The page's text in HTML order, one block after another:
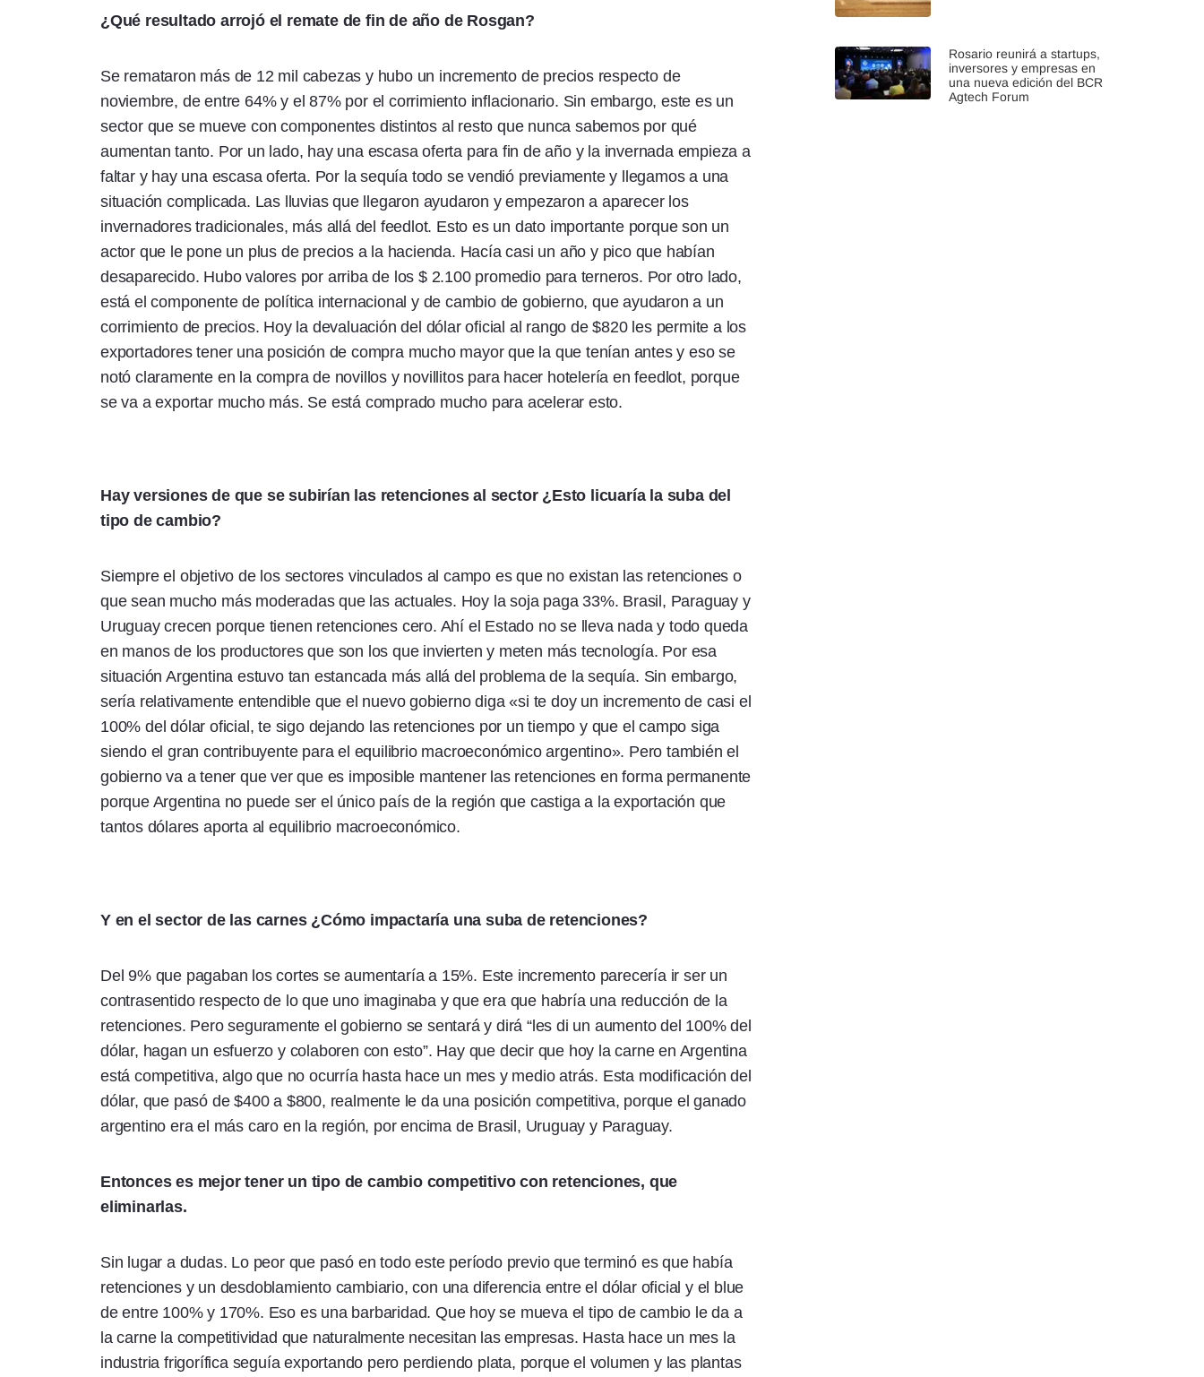
¿Qué resultado arrojó el remate de fin de año de Rosgan?
Se remataron más de 12 mil cabezas y hubo un incremento de precios respecto de
noviembre, de entre 64% y el 87% por el corrimiento inflacionario. Sin embargo, este es un
sector que se mueve con componentes distintos al resto que nunca sabemos por qué
aumentan tanto. Por un lado, hay una escasa oferta para fin de año y la invernada empieza a
faltar y hay una escasa oferta. Por la sequía todo se vendió previamente y llegamos a una
situación complicada. Las lluvias que llegaron ayudaron y empezaron a aparecer los
invernadores tradicionales, más allá del feedlot. Esto es un dato importante porque son un
actor que le pone un plus de precios a la hacienda. Hacía casi un año y pico que habían
desaparecido. Hubo valores por arriba de los $ 2.100 promedio para terneros. Por otro lado,
está el componente de política internacional y de cambio de gobierno, que ayudaron a un
corrimiento de precios. Hoy la devaluación del dólar oficial al rango de $820 les permite a los
exportadores tener una posición de compra mucho mayor que la que tenían antes y eso se
notó claramente en la compra de novillos y novillitos para hacer hotelería en feedlot, porque
se va a exportar mucho más. Se está comprado mucho para acelerar esto.
Hay versiones de que se subirían las retenciones al sector ¿Esto licuaría la suba del
tipo de cambio?
Siempre el objetivo de los sectores vinculados al campo es que no existan las retenciones o
que sean mucho más moderadas que las actuales. Hoy la soja paga 33%. Brasil, Paraguay y
Uruguay crecen porque tienen retenciones cero. Ahí el Estado no se lleva nada y todo queda
en manos de los productores que son los que invierten y meten más tecnología. Por esa
situación Argentina estuvo tan estancada más allá del problema de la sequía. Sin embargo,
sería relativamente entendible que el nuevo gobierno diga «si te doy un incremento de casi el
100% del dólar oficial, te sigo dejando las retenciones por un tiempo y que el campo siga
siendo el gran contribuyente para el equilibrio macroeconómico argentino». Pero también el
gobierno va a tener que ver que es imposible mantener las retenciones en forma permanente
porque Argentina no puede ser el único país de la región que castiga a la exportación que
tantos dólares aporta al equilibrio macroeconómico.
Y en el sector de las carnes ¿Cómo impactaría una suba de retenciones?
Del 9% que pagaban los cortes se aumentaría a 15%. Este incremento parecería ir ser un
contrasentido respecto de lo que uno imaginaba y que era que habría una reducción de la
retenciones. Pero seguramente el gobierno se sentará y dirá “les di un aumento del 100% del
dólar, hagan un esfuerzo y colaboren con esto”. Hay que decir que hoy la carne en Argentina
está competitiva, algo que no ocurría hasta hace un mes y medio atrás. Esta modificación del
dólar, que pasó de $400 a $800, realmente le da una posición competitiva, porque el ganado
argentino era el más caro en la región, por encima de Brasil, Uruguay y Paraguay.
Entonces es mejor tener un tipo de cambio competitivo con retenciones, que
eliminarlas.
Sin lugar a dudas. Lo peor que pasó en todo este período previo que terminó es que había
retenciones y un desdoblamiento cambiario, con una diferencia entre el dólar oficial y el blue
de entre 100% y 170%. Eso es una barbaridad. Que hoy se mueva el tipo de cambio le da a
la carne la competitividad que naturalmente necesitan las empresas. Hasta hace un mes la
industria frigorífica seguía exportando pero perdiendo plata, porque el volumen y las plantas
Rosario reunirá a startups,
inversores y empresas en
una nueva edición del BCR
Agtech Forum